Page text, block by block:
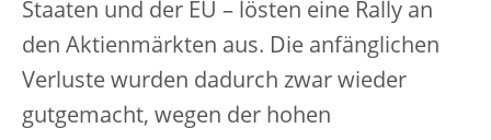
Staaten und der EU – lösten eine Rally an
den Aktienmärkten aus. Die anfänglichen
Verluste wurden dadurch zwar wieder
gutgemacht, wegen der hohen